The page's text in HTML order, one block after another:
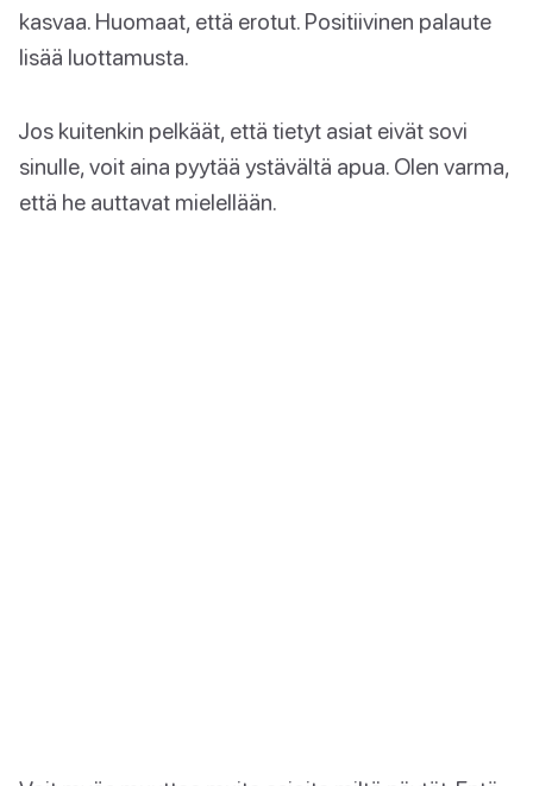
kasvaa. Huomaat, että erotut. Positiivinen palaute
lisää luottamusta.
Jos kuitenkin pelkäät, että tietyt asiat eivät sovi
sinulle, voit aina pyytää ystävältä apua. Olen varma,
että he auttavat mielellään.